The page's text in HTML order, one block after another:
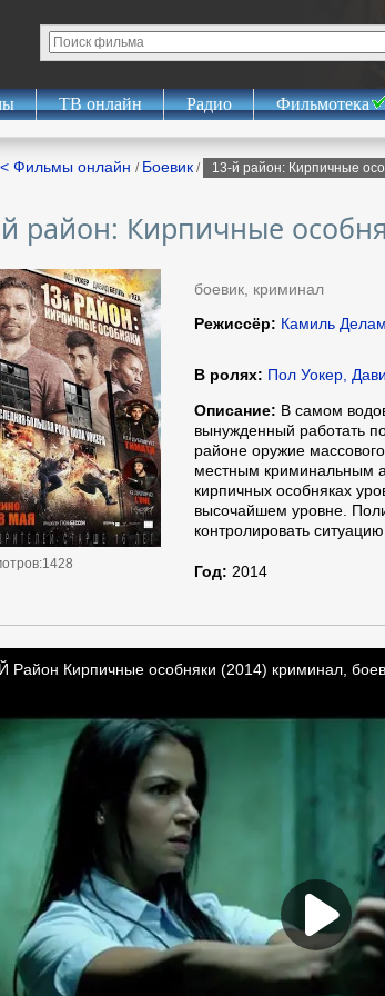
ТВ онлайн Радио Фильмотека
Фильмы онлайн / Боевик / 13-й район: Кирпичные
район: Кирпичные
боевик, криминал
Режиссёр: Камиль
В ролях: Пол Уокер,
Описание: В самом
вынужденный работать
районе оружие
местным криминальным
кирпичных особняках
высочайшем уровне.
контролировать ситуацию
Год: 2014